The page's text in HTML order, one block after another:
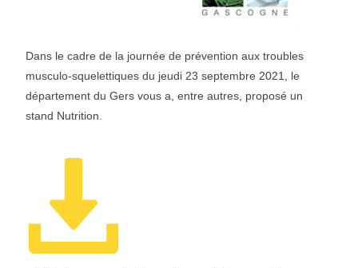
Dans le cadre de la journée de prévention aux troubles
musculo-squelettiques du jeudi 23 septembre 2021, le
département du Gers vous a, entre autres, proposé un
stand Nutrition.